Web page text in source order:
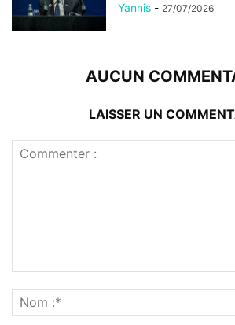
Yannis - 27/07/2026
AUCUN
LAISSER UN